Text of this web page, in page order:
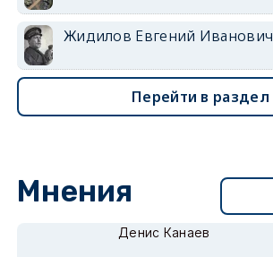
Жидилов Евгений Иванович
Перейти в раздел
Мнения
Денис Канаев